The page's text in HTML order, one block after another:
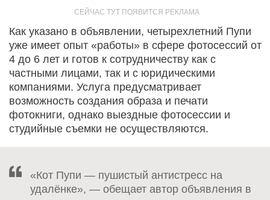
Как указано в объявлении, четырехлетний Пупи
уже имеет опыт «работы» в сфере фотосессий от
4 до 6 лет и готов к сотрудничеству как с
частными лицами, так и с юридическими
компаниями. Услуга предусматривает
возможность создания образа и печати
фотокниги, однако выездные фотосессии и
студийные съемки не осуществляются.
«Кот Пупи — пушистый антистресс на
удалёнке», — обещает автор объявления в